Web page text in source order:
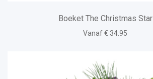
Boeket The Christmas Star
Vanaf € 34.95